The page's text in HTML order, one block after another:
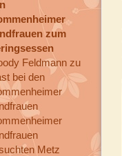
zum
Feldmann zu
bei den
Metz